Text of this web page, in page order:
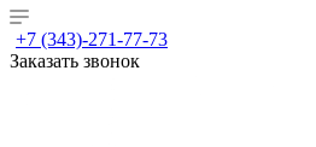
+7 (343)-271-77-73
Заказать звонок